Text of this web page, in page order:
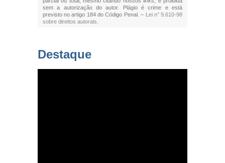
sem a autorização do autor. Plágio é crime e está
previsto no artigo 184 do Código Penal. – Lei n° 9.610-98
sobre direitos autorais
Destaque